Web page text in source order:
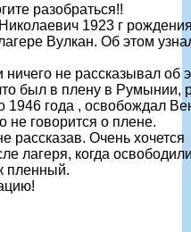
разобраться!!
1923 г
Вулкан. Об этом
не рассказывал об
был в плену в Румынии,
1946 года , освобождал
не говорится о плене.
рассказав. Очень хочется
лагеря, когда
пленный.